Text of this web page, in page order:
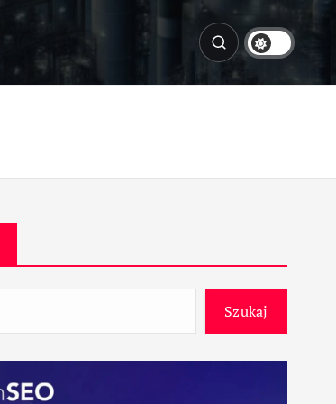
Szukaj